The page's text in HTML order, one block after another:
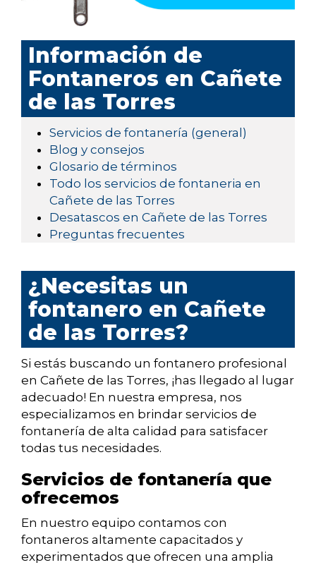
Información de
Fontaneros en Cañete
de las Torres
Servicios de fontanería (general)
Blog y consejos
Glosario de términos
Todo los servicios de fontaneria en
Cañete de las Torres
Desatascos en Cañete de las Torres
Preguntas frecuentes
¿Necesitas un
fontanero en Cañete
de las Torres?
Si estás buscando un fontanero profesional
en Cañete de las Torres, ¡has llegado al lugar
adecuado! En nuestra empresa, nos
especializamos en brindar servicios de
fontanería de alta calidad para satisfacer
todas tus necesidades.
Servicios de fontanería que
ofrecemos
En nuestro equipo contamos con
fontaneros altamente capacitados y
experimentados que ofrecen una amplia